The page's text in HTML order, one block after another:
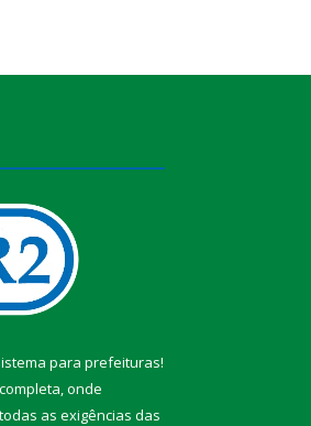
para prefeituras!
completa, onde
as exigências das